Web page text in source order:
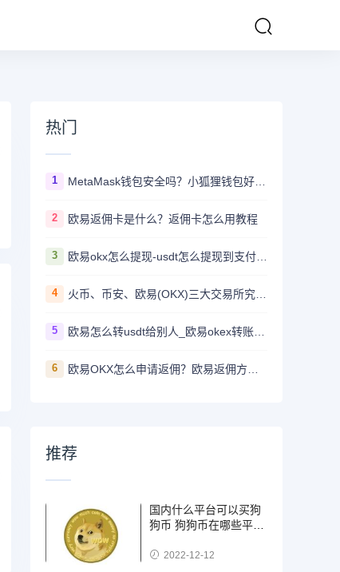
热门
1 MetaMask钱包安全吗？小狐狸钱包好用吗？
2 欧易返佣卡是什么？返佣卡怎么用教程
3 欧易okx怎么提现-usdt怎么提现到支付宝教程
4 火币、币安、欧易(OKX)三大交易所究竟选哪家？
5 欧易怎么转usdt给别人_欧易okex转账usdt教程
6
推荐
国内什么平台可以买狗
狗币 狗狗币在哪些平台
2022-12-12